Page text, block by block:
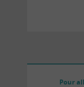
Pour